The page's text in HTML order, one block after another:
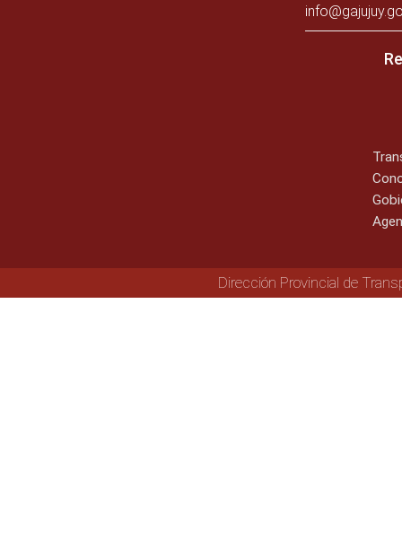
Dirección Provincial de